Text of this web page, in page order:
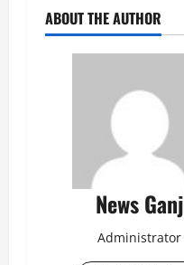
ABOUT THE AUTHOR
News Ganj
Administrator